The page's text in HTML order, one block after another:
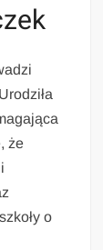
że
o